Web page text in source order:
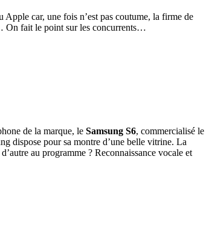
Apple car, une fois n’est pas coutume, la firme de
On fait le point sur les concurrents…
de la marque, le Samsung S6, commercialisé le
dispose pour sa montre d’une belle vitrine. La
au programme ? Reconnaissance vocale et